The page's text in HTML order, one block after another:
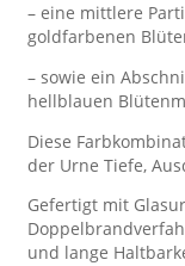
– eine mittlere
goldfarbenen
– sowie ein
hellblauen
Diese
der Urne Tiefe,
Gefertigt mit
und lange